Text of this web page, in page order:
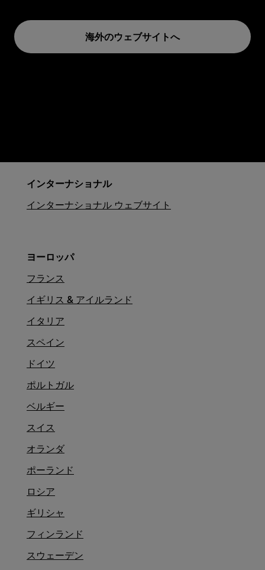
海外のウェブサイトへ
インターナショナル
インターナショナル ウェブサイト
ヨーロッパ
フランス
イギリス & アイルランド
イタリア
スペイン
ドイツ
ポルトガル
ベルギー
スイス
オランダ
ポーランド
ロシア
ギリシャ
フィンランド
スウェーデン